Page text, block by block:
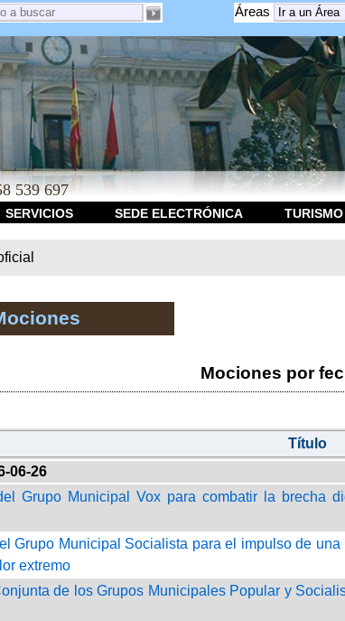
Áreas
539 697
SERVICIOS SEDE ELECTRÓNICA TURISMO
Mociones por
Título
06-26
Grupo Municipal Vox para combatir la brecha
Grupo Municipal Socialista para el impulso de
extremo
de los Grupos Municipales Popular y